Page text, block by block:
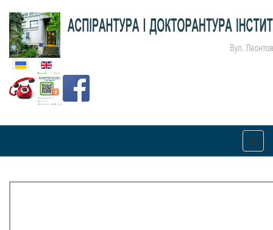
Оберіть свою мову